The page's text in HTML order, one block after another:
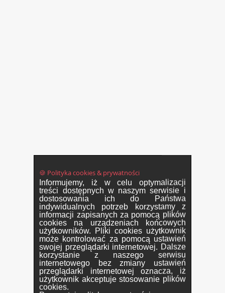
🍪 Polityka cookies & prywatności
Informujemy, iż w celu optymalizacji
treści dostępnych w naszym serwisie i
dostosowania ich do Państwa
indywidualnych potrzeb korzystamy z
informacji zapisanych za pomocą plików
cookies na urządzeniach końcowych
użytkowników. Pliki cookies użytkownik
może kontrolować za pomocą ustawień
swojej przeglądarki internetowej. Dalsze
korzystanie z naszego serwisu
internetowego bez zmiany ustawień
przeglądarki internetowej oznacza, iż
użytkownik akceptuje stosowanie plików
cookies.